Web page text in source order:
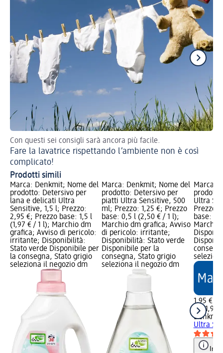
Con questi sei consigli sarà ancora più facile.
Fare la lavatrice rispettando l’ambiente non è così
complicato!
Prodotti simili
Marca: Denkmit; Nome del
prodotto: Detersivo per
lana e delicati Ultra
Sensitive, 1,5 l; Prezzo:
2,95 €; Prezzo base: 1,5 l
(1,97 € / 1 l); Marchio dm
grafica; Avviso di pericolo:
irritante; Disponibilità:
Stato verde Disponibile per
la consegna, Stato grigio
seleziona il negozio dm
Marca: Denkmit; Nome del
prodotto: Detersivo per
piatti Ultra Sensitive, 500
ml; Prezzo: 1,25 €; Prezzo
base: 0,5 l (2,50 € / 1 l);
Marchio dm grafica; Avviso
di pericolo: irritante;
Disponibilità: Stato verde
Disponibile per la
consegna, Stato grigio
seleziona il negozio dm
Marca:
Ultra
Prezzo:
base: 1 l
Marchio
1,95 €
1 l (1,95
Denkmit
Ultra